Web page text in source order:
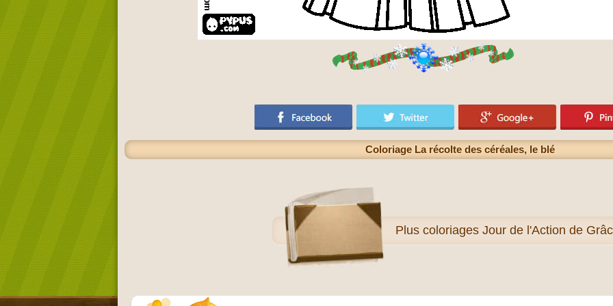
Coloriage La récolte des céréales, le blé
Plus coloriages Jour de l'Action de